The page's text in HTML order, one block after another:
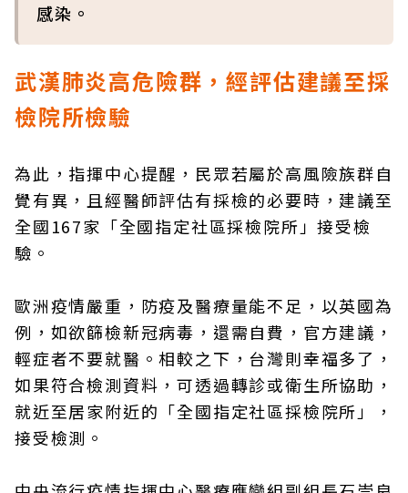
感染。
武漢肺炎高危險群，經評估建議至採
檢院所檢驗
為此，指揮中心提醒，民眾若屬於高風險族群自
覺有異，且經醫師評估有採檢的必要時，建議至
全國167家「全國指定社區採檢院所」接受檢
驗。
歐洲疫情嚴重，防疫及醫療量能不足，以英國為
例，如欲篩檢新冠病毒，還需自費，官方建議，
輕症者不要就醫。相較之下，台灣則幸福多了，
如果符合檢測資料，可透過轉診或衛生所協助，
就近至居家附近的「全國指定社區採檢院所」，
接受檢測。